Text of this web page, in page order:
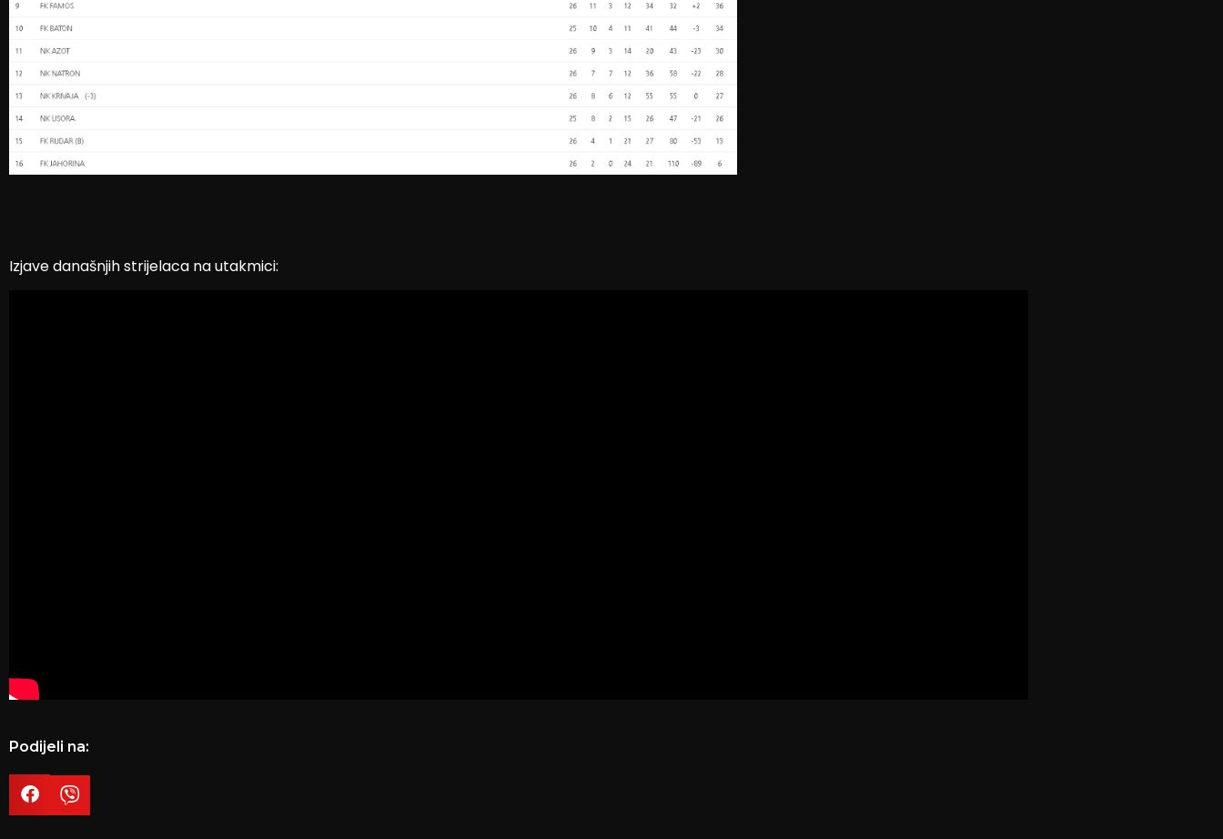
Izjave današnjih strijelaca na utakmici:
Podijeli na: